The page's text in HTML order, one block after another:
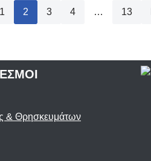
1 2 3 4 … 13
& Θρησκευμάτων